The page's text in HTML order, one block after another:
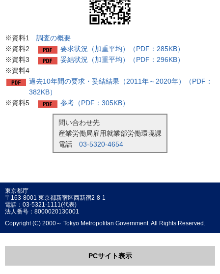
※資料1 調査の概要
※資料2
要求状況（加重平均）（PDF：285KB）
※資料3
妥結状況（加重平均）（PDF：296KB）
※資料4
過去10年間の要求・妥結結果（2011年～2020年）（PDF：
382KB）
※資料5
参考（PDF：305KB）
問い合わせ先
産業労働局雇用就業部労働環境課
電話 03-5320-4654
東京都庁
〒163-8001 東京都新宿区西新宿2-8-1
電話：03-5321-1111(代表)
法人番号：8000020130001
Copyright (C) 2000～ Tokyo Metropolitan Government. All Rights Reserved.
PCサイト表示